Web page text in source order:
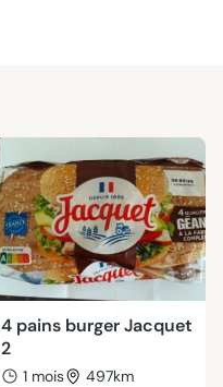
4 pains burger Jacquet
2
1 mois 497km